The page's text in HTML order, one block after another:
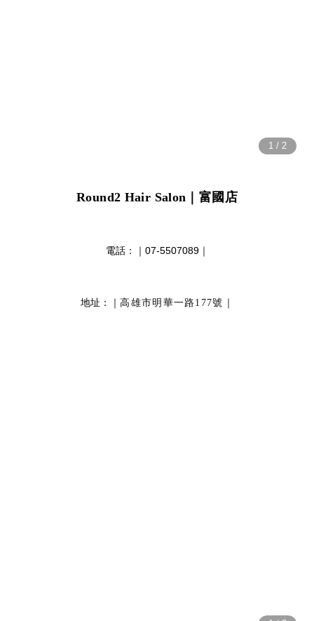
Round2 Hair Salon ｜富國店
電話：｜ 07-5507089｜
地址：｜高雄市明華一路177號 ｜